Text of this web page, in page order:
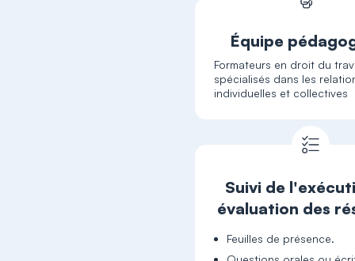
Équipe
Formateurs en droit du
spécialisés dans les
individuelles et collectives
Suivi de
évaluation des
Feuilles de présence.